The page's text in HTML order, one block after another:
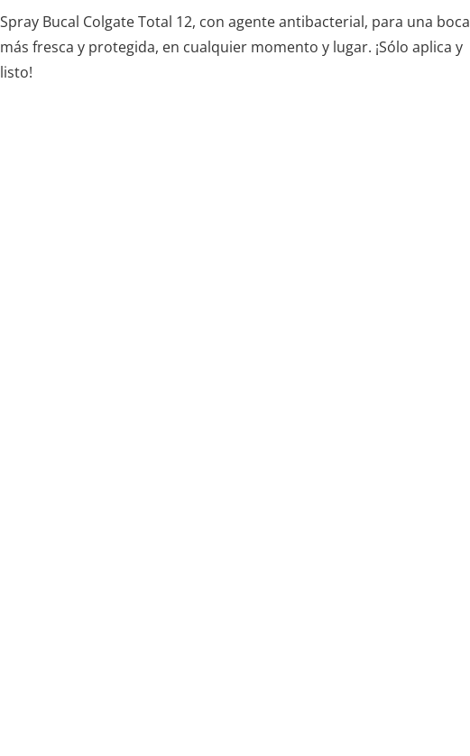
Spray Bucal Colgate Total 12, con agente antibacterial, para una boca
más fresca y protegida, en cualquier momento y lugar. ¡Sólo aplica y
listo!